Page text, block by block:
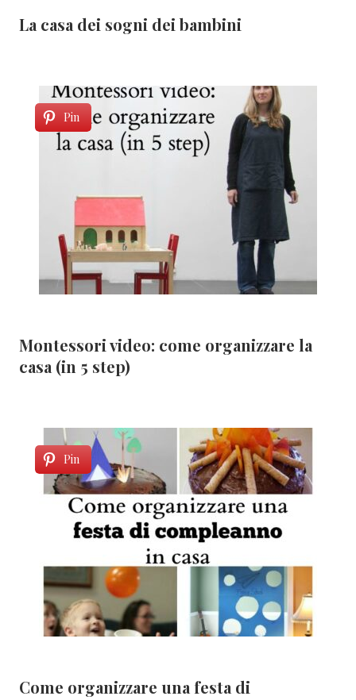
La casa dei sogni dei bambini
Pin
Montessori video: come organizzare la
casa (in 5 step)
Pin
Come organizzare una festa di